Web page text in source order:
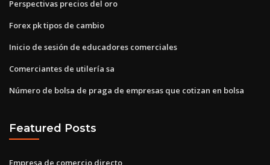
Perspectivas precios del oro
Forex pk tipos de cambio
Inicio de sesión de educadores comerciales
Comerciantes de utilería sa
Número de bolsa de praga de empresas que cotizan en bolsa
Featured Posts
Empresa de comercio directo